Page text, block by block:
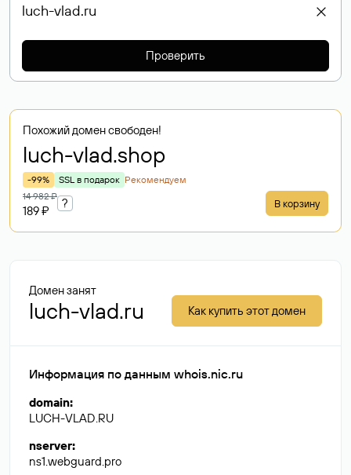
Проверить
Похожий домен свободен!
luch-vlad.shop
-99% SSL в подарок Рекомендуем
14 982 ₽
189 ₽
? В корзину
Домен занят
luch-vlad.ru Как купить этот домен
Информация по данным whois.nic.ru
domain:
LUCH-VLAD.RU
nserver:
ns1.webguard.pro